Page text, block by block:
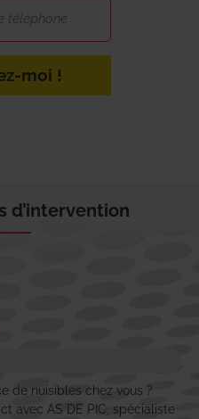
moi !
d’intervention
de nuisibles chez vous ?
avec AS DE PIC, spécialiste